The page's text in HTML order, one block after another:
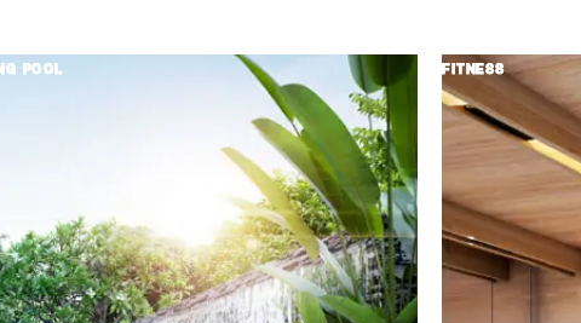
POOL FITNESS